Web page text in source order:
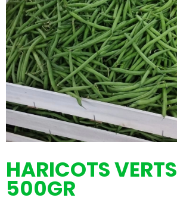
HARICOTS VERTS
500GR